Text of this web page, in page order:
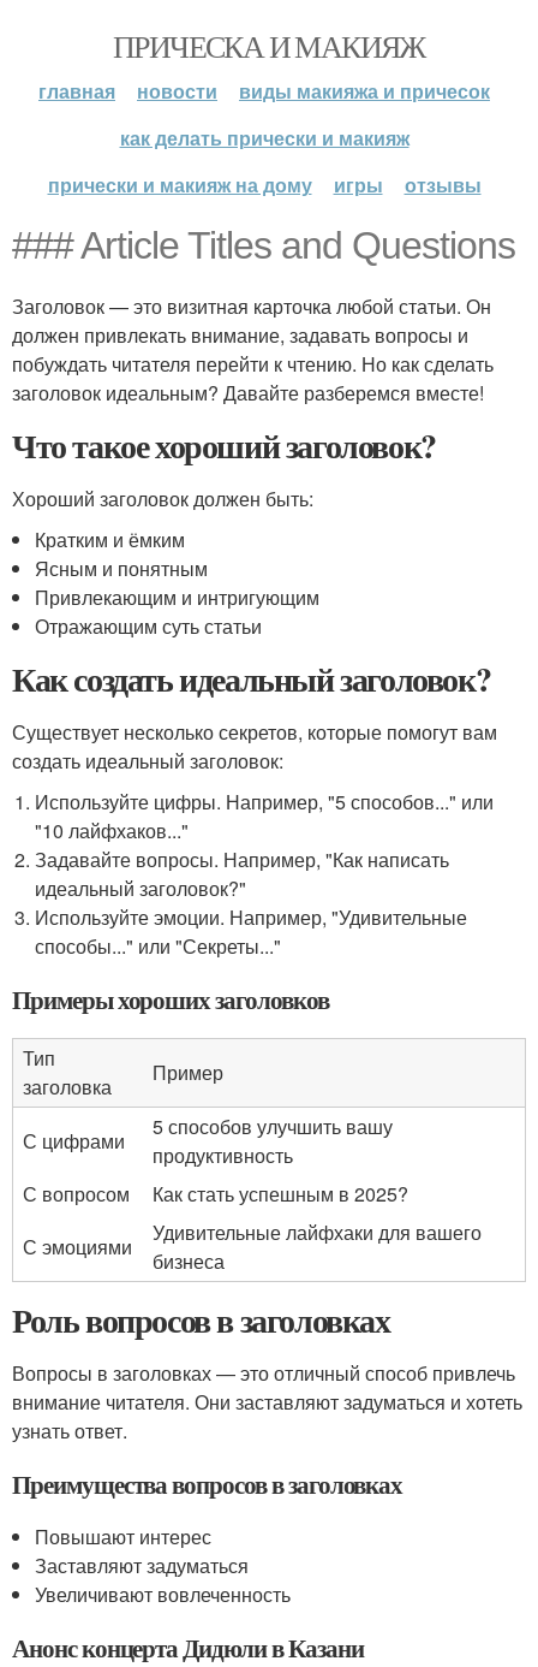
ПРИЧЕСКА И МАКИЯЖ
главная новости
виды макияжа и причесок
как делать прически и макияж
прически и макияж на дому
игры отзывы
### Article Titles and Questions
Заголовок — это визитная карточка любой статьи. Он
должен привлекать внимание, задавать вопросы и
побуждать читателя перейти к чтению. Но как сделать
заголовок идеальным? Давайте разберемся вместе!
Что такое хороший заголовок?
Хороший заголовок должен быть:
Кратким и ёмким
Ясным и понятным
Привлекающим и интригующим
Отражающим суть статьи
Как создать идеальный заголовок?
Существует несколько секретов, которые помогут вам
создать идеальный заголовок:
Используйте цифры. Например, "5 способов..." или
"10 лайфхаков..."
Задавайте вопросы. Например, "Как написать
идеальный заголовок?"
Используйте эмоции. Например, "Удивительные
способы..." или "Секреты..."
Примеры хороших заголовков
Тип
заголовка
Пример
С цифрами
5 способов улучшить вашу
продуктивность
С вопросом
Как стать успешным в 2025?
С эмоциями
Удивительные лайфхаки для вашего
бизнеса
Роль вопросов в заголовках
Вопросы в заголовках — это отличный способ привлечь
внимание читателя. Они заставляют задуматься и хотеть
узнать ответ.
Преимущества вопросов в заголовках
Повышают интерес
Заставляют задуматься
Увеличивают вовлеченность
Анонс концерта Дидюли в Казани